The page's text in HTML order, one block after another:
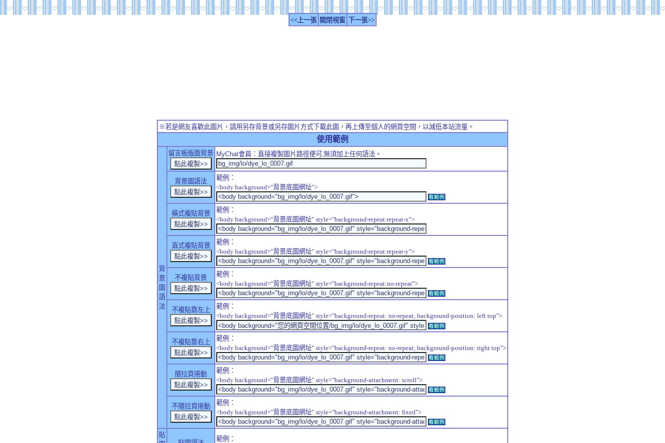
<<上一張 關閉視窗 下一張>>
※若是網友喜歡此圖片，請用另存背景或另存圖片方式下載此圖，再上傳至個人的網頁空間，以減低本站流量。
使用範例
背
景
圖
語
法
留言板版面背景 MyChat會員：直接複製圖片路徑便可,無須加上任何語法。
背景圖語法
範例：
<body background="背景底圖網址">
看範例
橫式複貼背景
範例：
<body background="背景底圖網址" style="background-repeat:repeat-x">
直式複貼背景
範例：
<body background="背景底圖網址" style="background-repeat:repeat-y">
看範例
不複貼背景
範例：
<body background="背景底圖網址" style="background-repeat:no-repeat">
看範例
不複貼靠左上
範例：
<body background="背景底圖網址" style="background-repeat: no-repeat; background-position: left top">
看範例
不複貼靠右上
範例：
<body background="背景底圖網址" style="background-repeat: no-repeat; background-position: right top">
看範例
隨拉頁捲動
範例：
<body background="背景底圖網址" style="background-attachment: scroll">
看範例
不隨拉頁捲動
範例：
<body background="背景底圖網址" style="background-attachment: fixed">
看範例
貼
範例：